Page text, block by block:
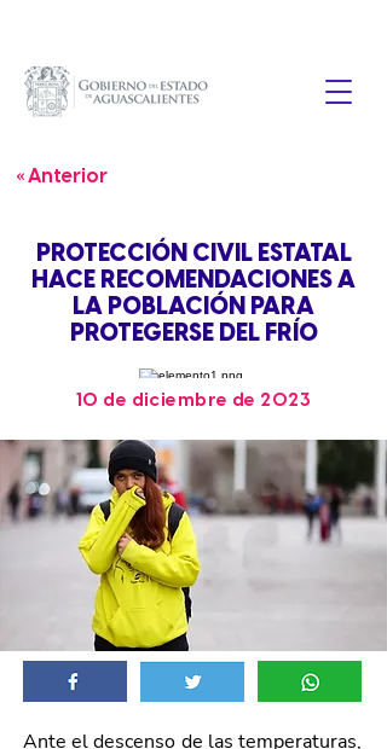
« Anterior
PROTECCIÓN CIVIL ESTATAL
HACE RECOMENDACIONES A
LA POBLACIÓN PARA
PROTEGERSE DEL FRÍO
10 de diciembre de 2023
Ante el descenso de las temperaturas,